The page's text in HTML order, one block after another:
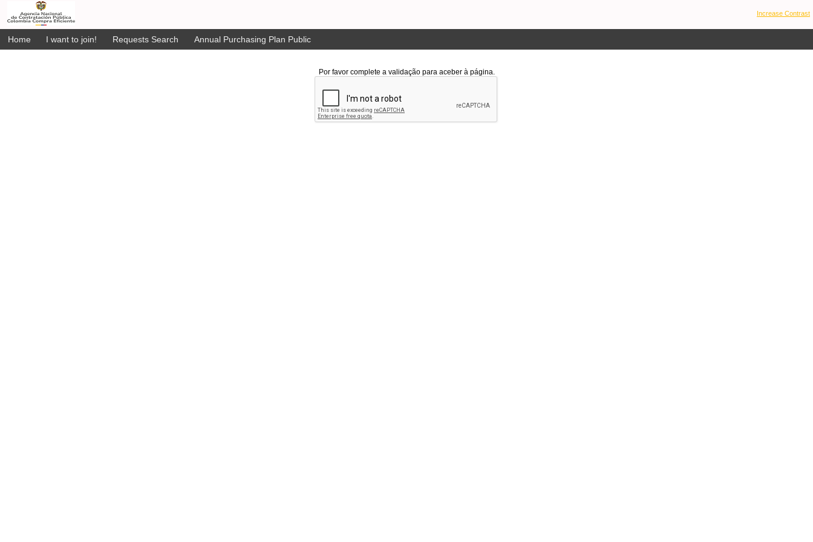
Increase Contrast
Home I want to join! Requests Search Annual Purchasing Plan Public
Por favor complete a validação para aceber à página.